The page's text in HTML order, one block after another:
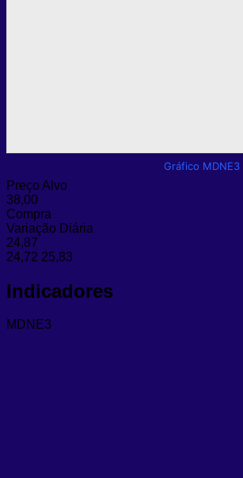
Gráfico MDNE3
Preço Alvo
38,00
Compra
Variação Diária
24,87
24,72 25,83
Indicadores
MDNE3